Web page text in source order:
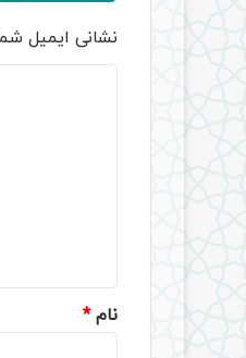
نشانی ایمیل
نام*